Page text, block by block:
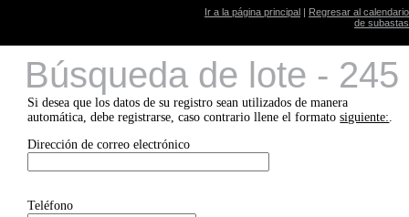
Ir a la página principal | Regresar al calendario
de subastas
Búsqueda de lote - 245
Si desea que los datos de su registro sean utilizados de manera
automática, debe registrarse, caso contrario llene el formatosiguiente:.
Dirección de correo electrónico
Teléfono